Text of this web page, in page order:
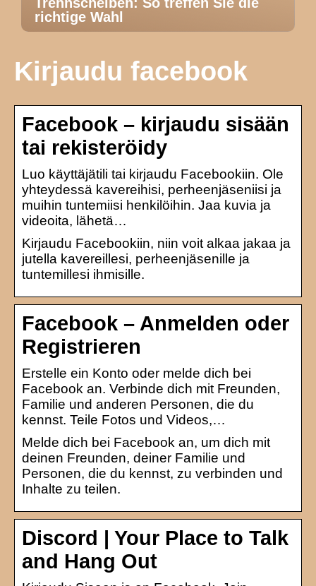
richtige Wahl
Kirjaudu facebook
Facebook – kirjaudu sisään
tai rekisteröidy
Luo käyttäjätili tai kirjaudu Facebookiin. Ole
yhteydessä kavereihisi, perheenjäseniisi ja
muihin tuntemiisi henkilöihin. Jaa kuvia ja
videoita, lähetä…
Kirjaudu Facebookiin, niin voit alkaa jakaa ja
jutella kavereillesi, perheenjäsenille ja
tuntemillesi ihmisille.
Facebook – Anmelden oder
Registrieren
Erstelle ein Konto oder melde dich bei
Facebook an. Verbinde dich mit Freunden,
Familie und anderen Personen, die du
kennst. Teile Fotos und Videos,…
Melde dich bei Facebook an, um dich mit
deinen Freunden, deiner Familie und
Personen, die du kennst, zu verbinden und
Inhalte zu teilen.
Discord | Your Place to Talk
and Hang Out